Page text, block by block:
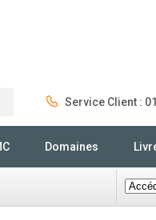
Service Client :
Domaines